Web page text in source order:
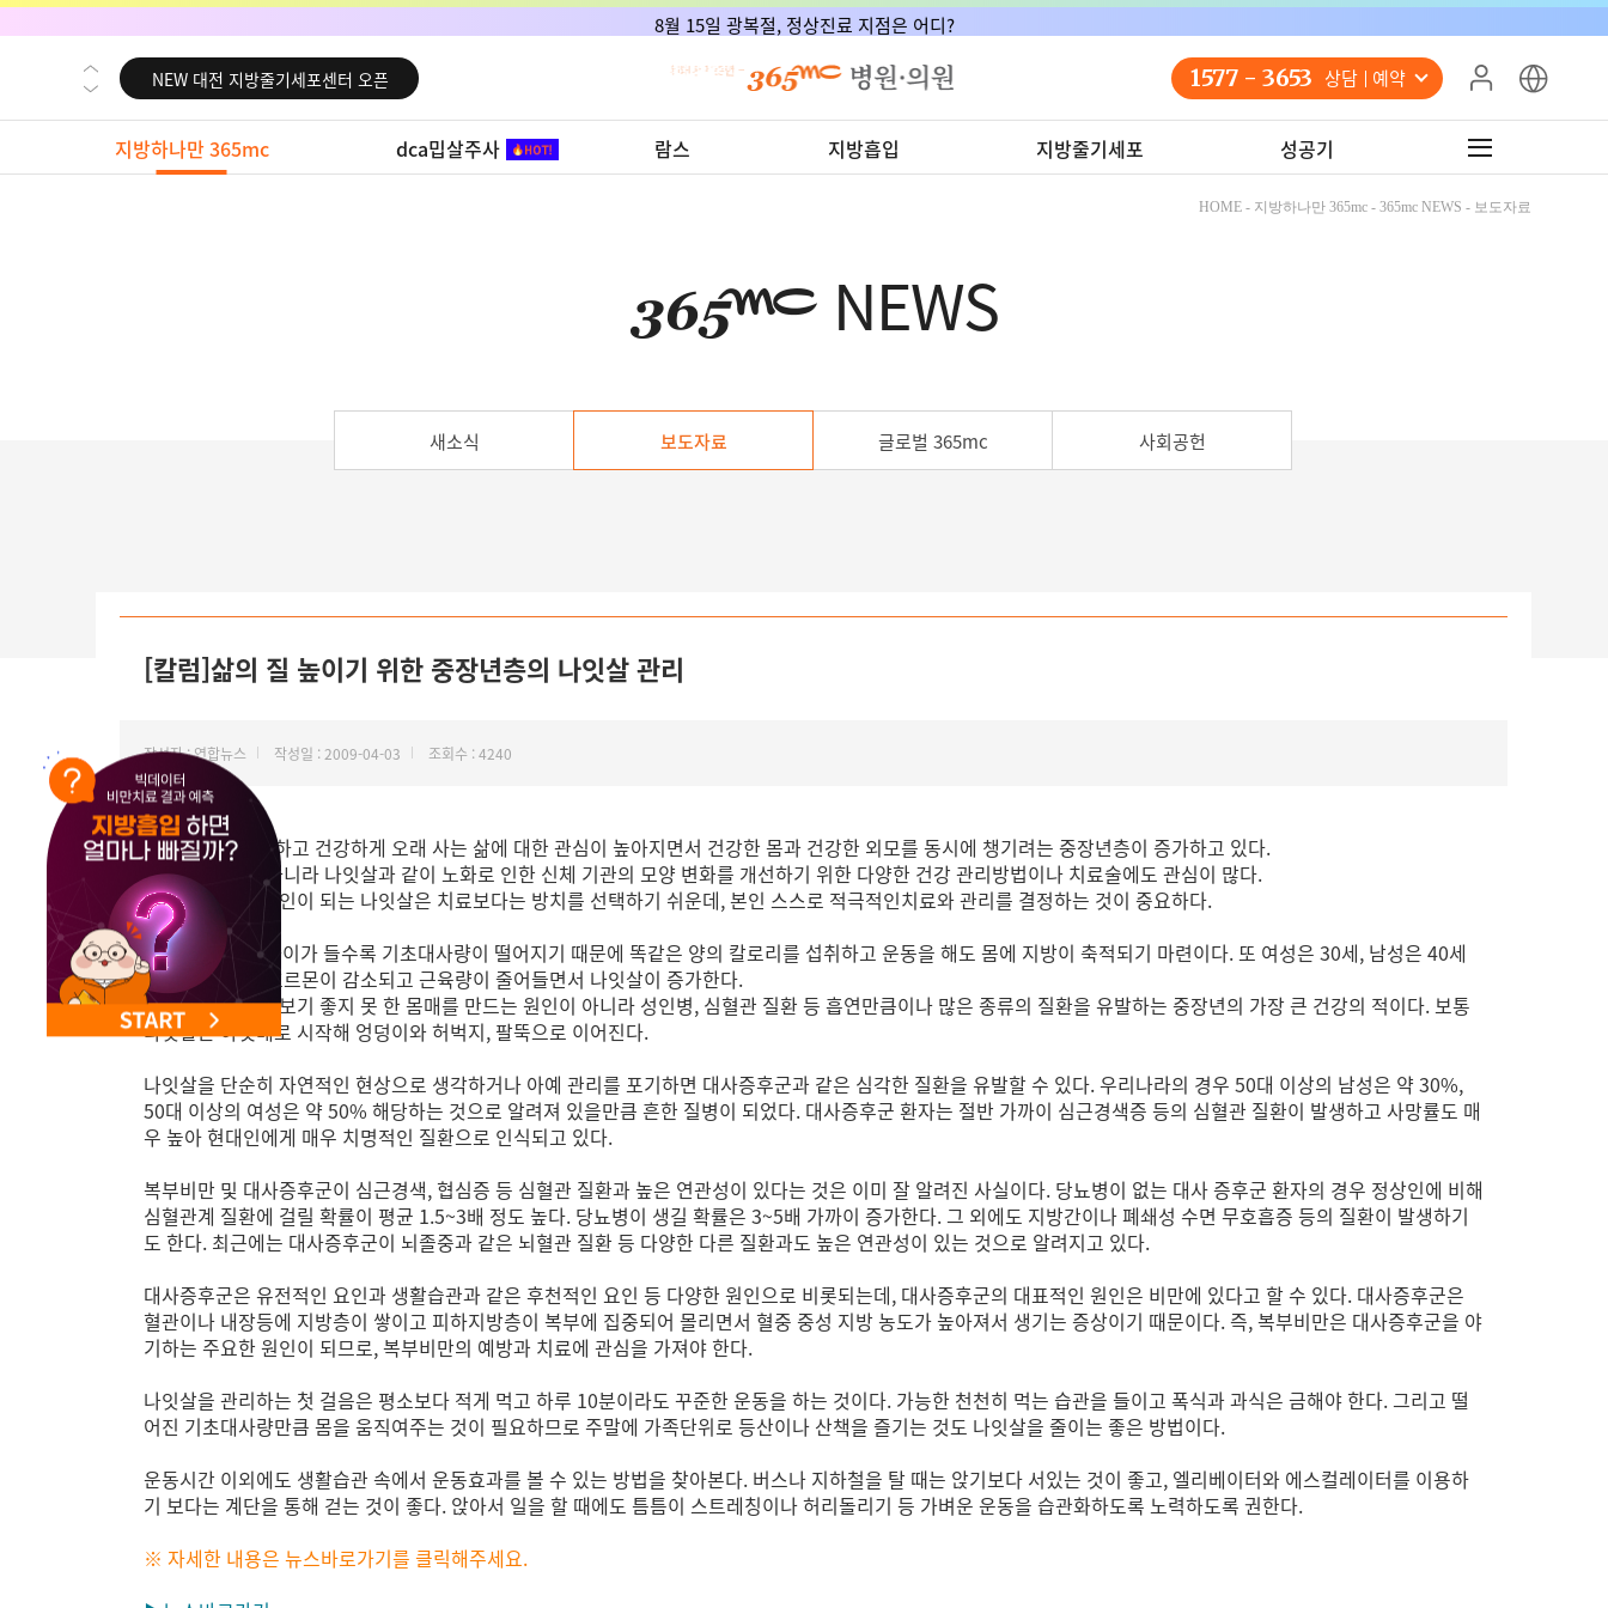
8월 15일 광복절, 정상진료 지점은 어디?
NEW 교대 지방줄기세포센터 오픈
NEW 대전 지방줄기세포센터 오픈
NEW 노원 지방줄기세포센터 오픈
NEW 미국 LA점 오픈
NEW 미국 LA점 오픈
1577 - 3653 상담 예약
지방하나만 365mc dca밉살주사 람스 지방흡입 지방줄기세포 성공기
HOME - 지방하나만 365mc - 365mc NEWS - 보도자료
NEWS
새소식 보도자료 글로벌 365mc 사회공헌
[칼럼]삶의 질 높이기 위한 중장년층의 나잇살 관리
작성자 : 연합뉴스 작성일 : 2009-04-03 조회수 : 4240
평균수명이 증가하고 건강하게 오래 사는 삶에 대한 관심이 높아지면서 건강한 몸과 건강한 외모를 동시에 챙기려는 중장년층이 증가하고 있다.
이들은 건강 뿐 아니라 나잇살과 같이 노화로 인한 신체 기관의 모양 변화를 개선하기 위한 다양한 건강 관리방법이나 치료술에도 관심이 많다.
각종 성인병의 원인이 되는 나잇살은 치료보다는 방치를 선택하기 쉬운데, 본인 스스로 적극적인치료와 관리를 결정하는 것이 중요하다.
30세가 넘으면 나이가 들수록 기초대사량이 떨어지기 때문에 똑같은 양의 칼로리를 섭취하고 운동을 해도 몸에 지방이 축적되기 마련이다. 또 여성은 30세, 남성은 40세
가 지나면 각종 호르몬이 감소되고 근육량이 줄어들면서 나잇살이 증가한다.
나잇살은 단순히 보기 좋지 못 한 몸매를 만드는 원인이 아니라 성인병, 심혈관 질환 등 흡연만큼이나 많은 종류의 질환을 유발하는 중장년의 가장 큰 건강의 적이다. 보통
나잇살은 아랫배로 시작해 엉덩이와 허벅지, 팔뚝으로 이어진다.
나잇살을 단순히 자연적인 현상으로 생각하거나 아예 관리를 포기하면 대사증후군과 같은 심각한 질환을 유발할 수 있다. 우리나라의 경우 50대 이상의 남성은 약 30%,
50대 이상의 여성은 약 50% 해당하는 것으로 알려져 있을만큼 흔한 질병이 되었다. 대사증후군 환자는 절반 가까이 심근경색증 등의 심혈관 질환이 발생하고 사망률도 매
우 높아 현대인에게 매우 치명적인 질환으로 인식되고 있다.
복부비만 및 대사증후군이 심근경색, 협심증 등 심혈관 질환과 높은 연관성이 있다는 것은 이미 잘 알려진 사실이다. 당뇨병이 없는 대사 증후군 환자의 경우 정상인에 비해
심혈관계 질환에 걸릴 확률이 평균 1.5~3배 정도 높다. 당뇨병이 생길 확률은 3~5배 가까이 증가한다. 그 외에도 지방간이나 폐쇄성 수면 무호흡증 등의 질환이 발생하기
도 한다. 최근에는 대사증후군이 뇌졸중과 같은 뇌혈관 질환 등 다양한 다른 질환과도 높은 연관성이 있는 것으로 알려지고 있다.
대사증후군은 유전적인 요인과 생활습관과 같은 후천적인 요인 등 다양한 원인으로 비롯되는데, 대사증후군의 대표적인 원인은 비만에 있다고 할 수 있다. 대사증후군은
혈관이나 내장등에 지방층이 쌓이고 피하지방층이 복부에 집중되어 몰리면서 혈중 중성 지방 농도가 높아져서 생기는 증상이기 때문이다. 즉, 복부비만은 대사증후군을 야
기하는 주요한 원인이 되므로, 복부비만의 예방과 치료에 관심을 가져야 한다.
나잇살을 관리하는 첫 걸음은 평소보다 적게 먹고 하루 10분이라도 꾸준한 운동을 하는 것이다. 가능한 천천히 먹는 습관을 들이고 폭식과 과식은 금해야 한다. 그리고 떨
어진 기초대사량만큼 몸을 움직여주는 것이 필요하므로 주말에 가족단위로 등산이나 산책을 즐기는 것도 나잇살을 줄이는 좋은 방법이다.
운동시간 이외에도 생활습관 속에서 운동효과를 볼 수 있는 방법을 찾아본다. 버스나 지하철을 탈 때는 앉기보다 서있는 것이 좋고, 엘리베이터와 에스컬레이터를 이용하
기 보다는 계단을 통해 걷는 것이 좋다. 앉아서 일을 할 때에도 틈틈이 스트레칭이나 허리돌리기 등 가벼운 운동을 습관화하도록 노력하도록 권한다.
※ 자세한 내용은 뉴스바로가기를 클릭해주세요.